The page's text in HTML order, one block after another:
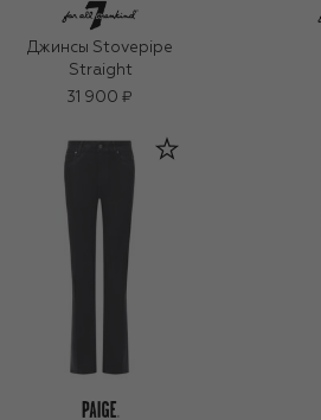
Джинсы Stovepipe
Straight
31 900 ₽